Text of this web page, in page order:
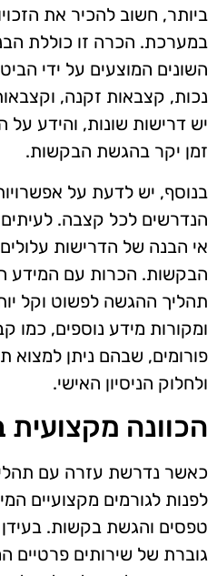
ביותר, חשוב להכיר את
במערכת. הכרה זו כוללת
השונים המוצעים על ידי
נכות, קצבאות זקנה,
יש דרישות שונות, והידע על
זמן יקר בהגשת הבקשות.
בנוסף, יש לדעת על
הנדרשים לכל קצבה.
אי הבנה של הדרישות
הבקשות. הכרות עם המידע
תהליך ההגשה לפשוט וקל
ומקורות מידע נוספים, כמו
פורומים, שבהם ניתן למצוא
ולחלוק הניסיון האישי.
הכוונה מקצועית
כאשר נדרשת עזרה עם
לפנות לגורמים מקצועיים
טפסים והגשת בקשות.
גוברת של שירותים פרטיים